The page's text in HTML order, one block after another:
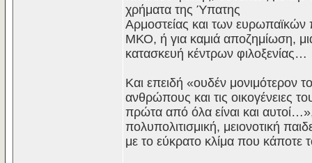
χρήματα της Ύπατης
Αρμοστείας και των ευρωπαϊκών
ΜΚΟ, ή για καμιά αποζημίωση,
κατασκευή κέντρων φιλοξενίας…
Και επειδή «ουδέν μονιμότερον
ανθρώπους και τις οικογένειες
πρώτα από όλα είναι και
πολυπολιτισμική, μειονοτική
με το εύκρατο κλίμα που κάποτε